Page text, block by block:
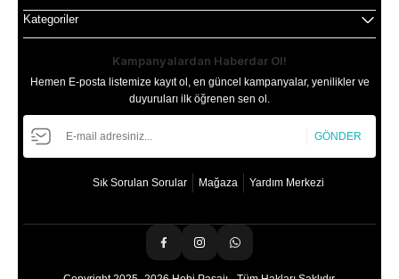
Kategoriler
Kampanyalardan Haberdar Ol!
Hemen E-posta listemize kayıt ol, en güncel kampanyalar, yenilikler ve
duyuruları ilk öğrenen sen ol.
GÖNDER
Sık Sorulan Sorular Mağaza Yardım Merkezi